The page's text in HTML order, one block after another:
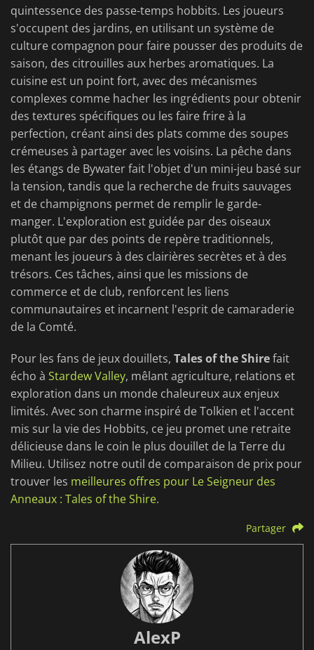
quintessence des passe-temps hobbits. Les joueurs
s'occupent des jardins, en utilisant un système de
culture compagnon pour faire pousser des produits de
saison, des citrouilles aux herbes aromatiques. La
cuisine est un point fort, avec des mécanismes
complexes comme hacher les ingrédients pour obtenir
des textures spécifiques ou les faire frire à la
perfection, créant ainsi des plats comme des soupes
crémeuses à partager avec les voisins. La pêche dans
les étangs de Bywater fait l'objet d'un mini-jeu basé sur
la tension, tandis que la recherche de fruits sauvages
et de champignons permet de remplir le garde-
manger. L'exploration est guidée par des oiseaux
plutôt que par des points de repère traditionnels,
menant les joueurs à des clairières secrètes et à des
trésors. Ces tâches, ainsi que les missions de
commerce et de club, renforcent les liens
communautaires et incarnent l'esprit de camaraderie
de la Comté.
Pour les fans de jeux douillets, Tales of the Shirefait
écho à Stardew Valley, mêlant agriculture, relations et
exploration dans un monde chaleureux aux enjeux
limités. Avec son charme inspiré de Tolkien et l'accent
mis sur la vie des Hobbits, ce jeu promet une retraite
délicieuse dans le coin le plus douillet de la Terre du
Milieu. Utilisez notre outil de comparaison de prix pour
trouver les meilleures offres pour Le Seigneur des
Anneaux : Tales of the Shire.
Partager
AlexP